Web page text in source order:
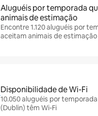
Aluguéis por temporada
animais de estimação
Encontre 1.120 aluguéis por
aceitam animais de estimação
Disponibilidade de Wi-Fi
10.050 aluguéis por
(Dublin) têm Wi-Fi